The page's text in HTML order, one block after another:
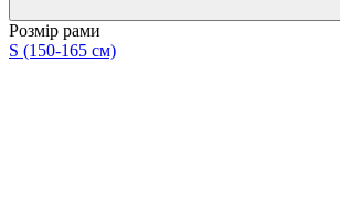
Розмір рами
S (150-165 см)